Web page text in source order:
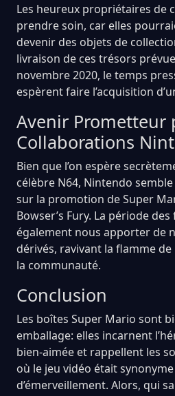
Les heureux propriétaires de
prendre soin, car elles
devenir des objets de
livraison de ces trésors
novembre 2020, le temps
espèrent faire l’acquisition
Avenir Prometteur
Collaborations
Bien que l’on espère
célèbre N64, Nintendo
sur la promotion de Super
Bowser’s Fury. La période
également nous apporter de
dérivés, ravivant la flamme de
la communauté.
Conclusion
Les boîtes Super Mario sont
emballage: elles incarnent
bien-aimée et rappellent les
où le jeu vidéo était
d’émerveillement. Alors, qui